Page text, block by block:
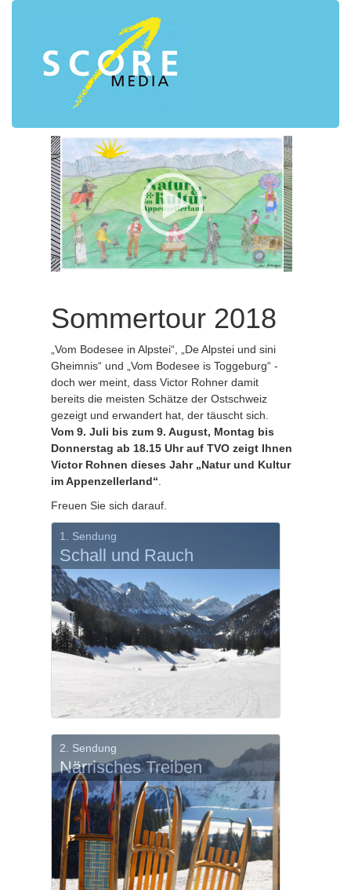
Sommertour 2018
„Vom Bodesee in Alpstei“, „De Alpstei und sini
Gheimnis“ und „Vom Bodesee is Toggeburg“ -
doch wer meint, dass Victor Rohner damit
bereits die meisten Schätze der Ostschweiz
gezeigt und erwandert hat, der täuscht sich.
Vom 9. Juli bis zum 9. August, Montag bis
Donnerstag ab 18.15 Uhr auf TVO zeigt Ihnen
Victor Rohnen dieses Jahr „Natur und Kultur
im Appenzellerland“
Freuen Sie sich darauf.
1. Sendung
Schall und Rauch
2. Sendung
Närrisches Treiben